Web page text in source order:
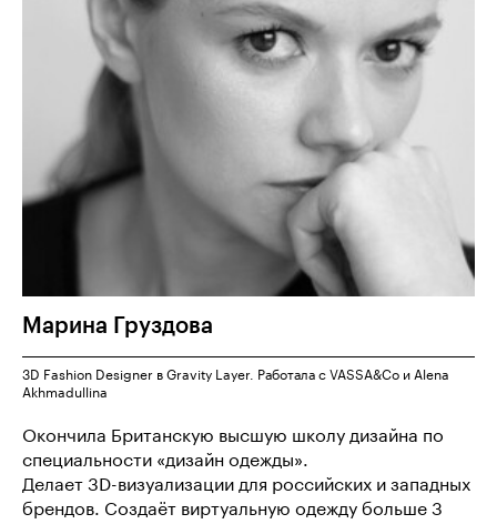
Марина Груздова
3D Fashion Designer в Gravity Layer. Работала с VASSA&Co и Alena
Akhmadullina
Окончила Британскую высшую школу дизайна по
специальности «дизайн одежды».
Делает 3D-визуализации для российских и западных
брендов. Создаёт виртуальную одежду больше 3